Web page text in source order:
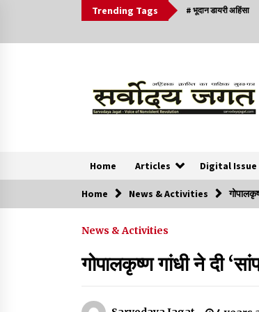
Trending Tags # भूदान डायरी अहिंसा
Home Articles Digital Issue
News
2 years ago
सर्व सेवा संघ मुख्यालय में मनाई गई
Home News & Activities
News & Activities
गोपालकृष्ण गांधी ने दी